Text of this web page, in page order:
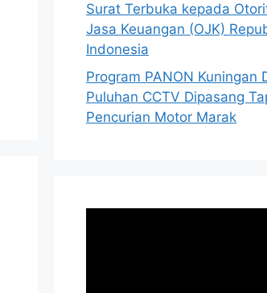
Surat Terbuka kepada
Jasa Keuangan (OJK)
Indonesia
Program PANON Kuningan
Puluhan CCTV Dipasang
Pencurian Motor Marak